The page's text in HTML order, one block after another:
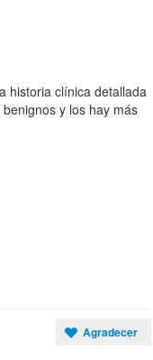
historia clínica detallada
y los hay más
Agradecer